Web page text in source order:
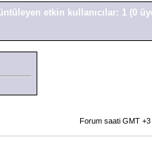
etkin kullanıcılar: 1 (0
Forum saati GMT